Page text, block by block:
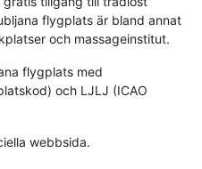
flygplats är bland annat
och massageinstitut.
flygplats med
och LJLJ (ICAO
webbsida.